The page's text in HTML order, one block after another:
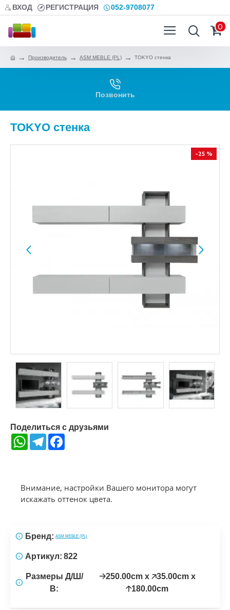
ВХОД РЕГИСТРАЦИЯ 052-9708077
0
Производитель ASM MEBLE (PL) TOKYO стенка
Позвонить
TOKYO стенка
-25 %
Поделиться с друзьями
WhatsAppTelegram
Внимание, настройки Вашего монитора могут
искажать оттенок цвета.
Бренд: ASM MEBLE (PL)
Артикул: 822
Размеры Д/Ш/
В:
🡢250.00cm x 🡥35.00cm x
🡡180.00cm